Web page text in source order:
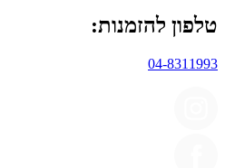
טלפון להזמנות:
04-8311993